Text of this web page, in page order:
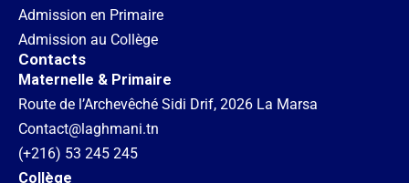
Admission en Primaire
Admission au Collège
Contacts
Maternelle & Primaire
Route de l’Archevêché Sidi Drif, 2026 La Marsa
Contact@laghmani.tn
(+216) 53 245 245
Collège